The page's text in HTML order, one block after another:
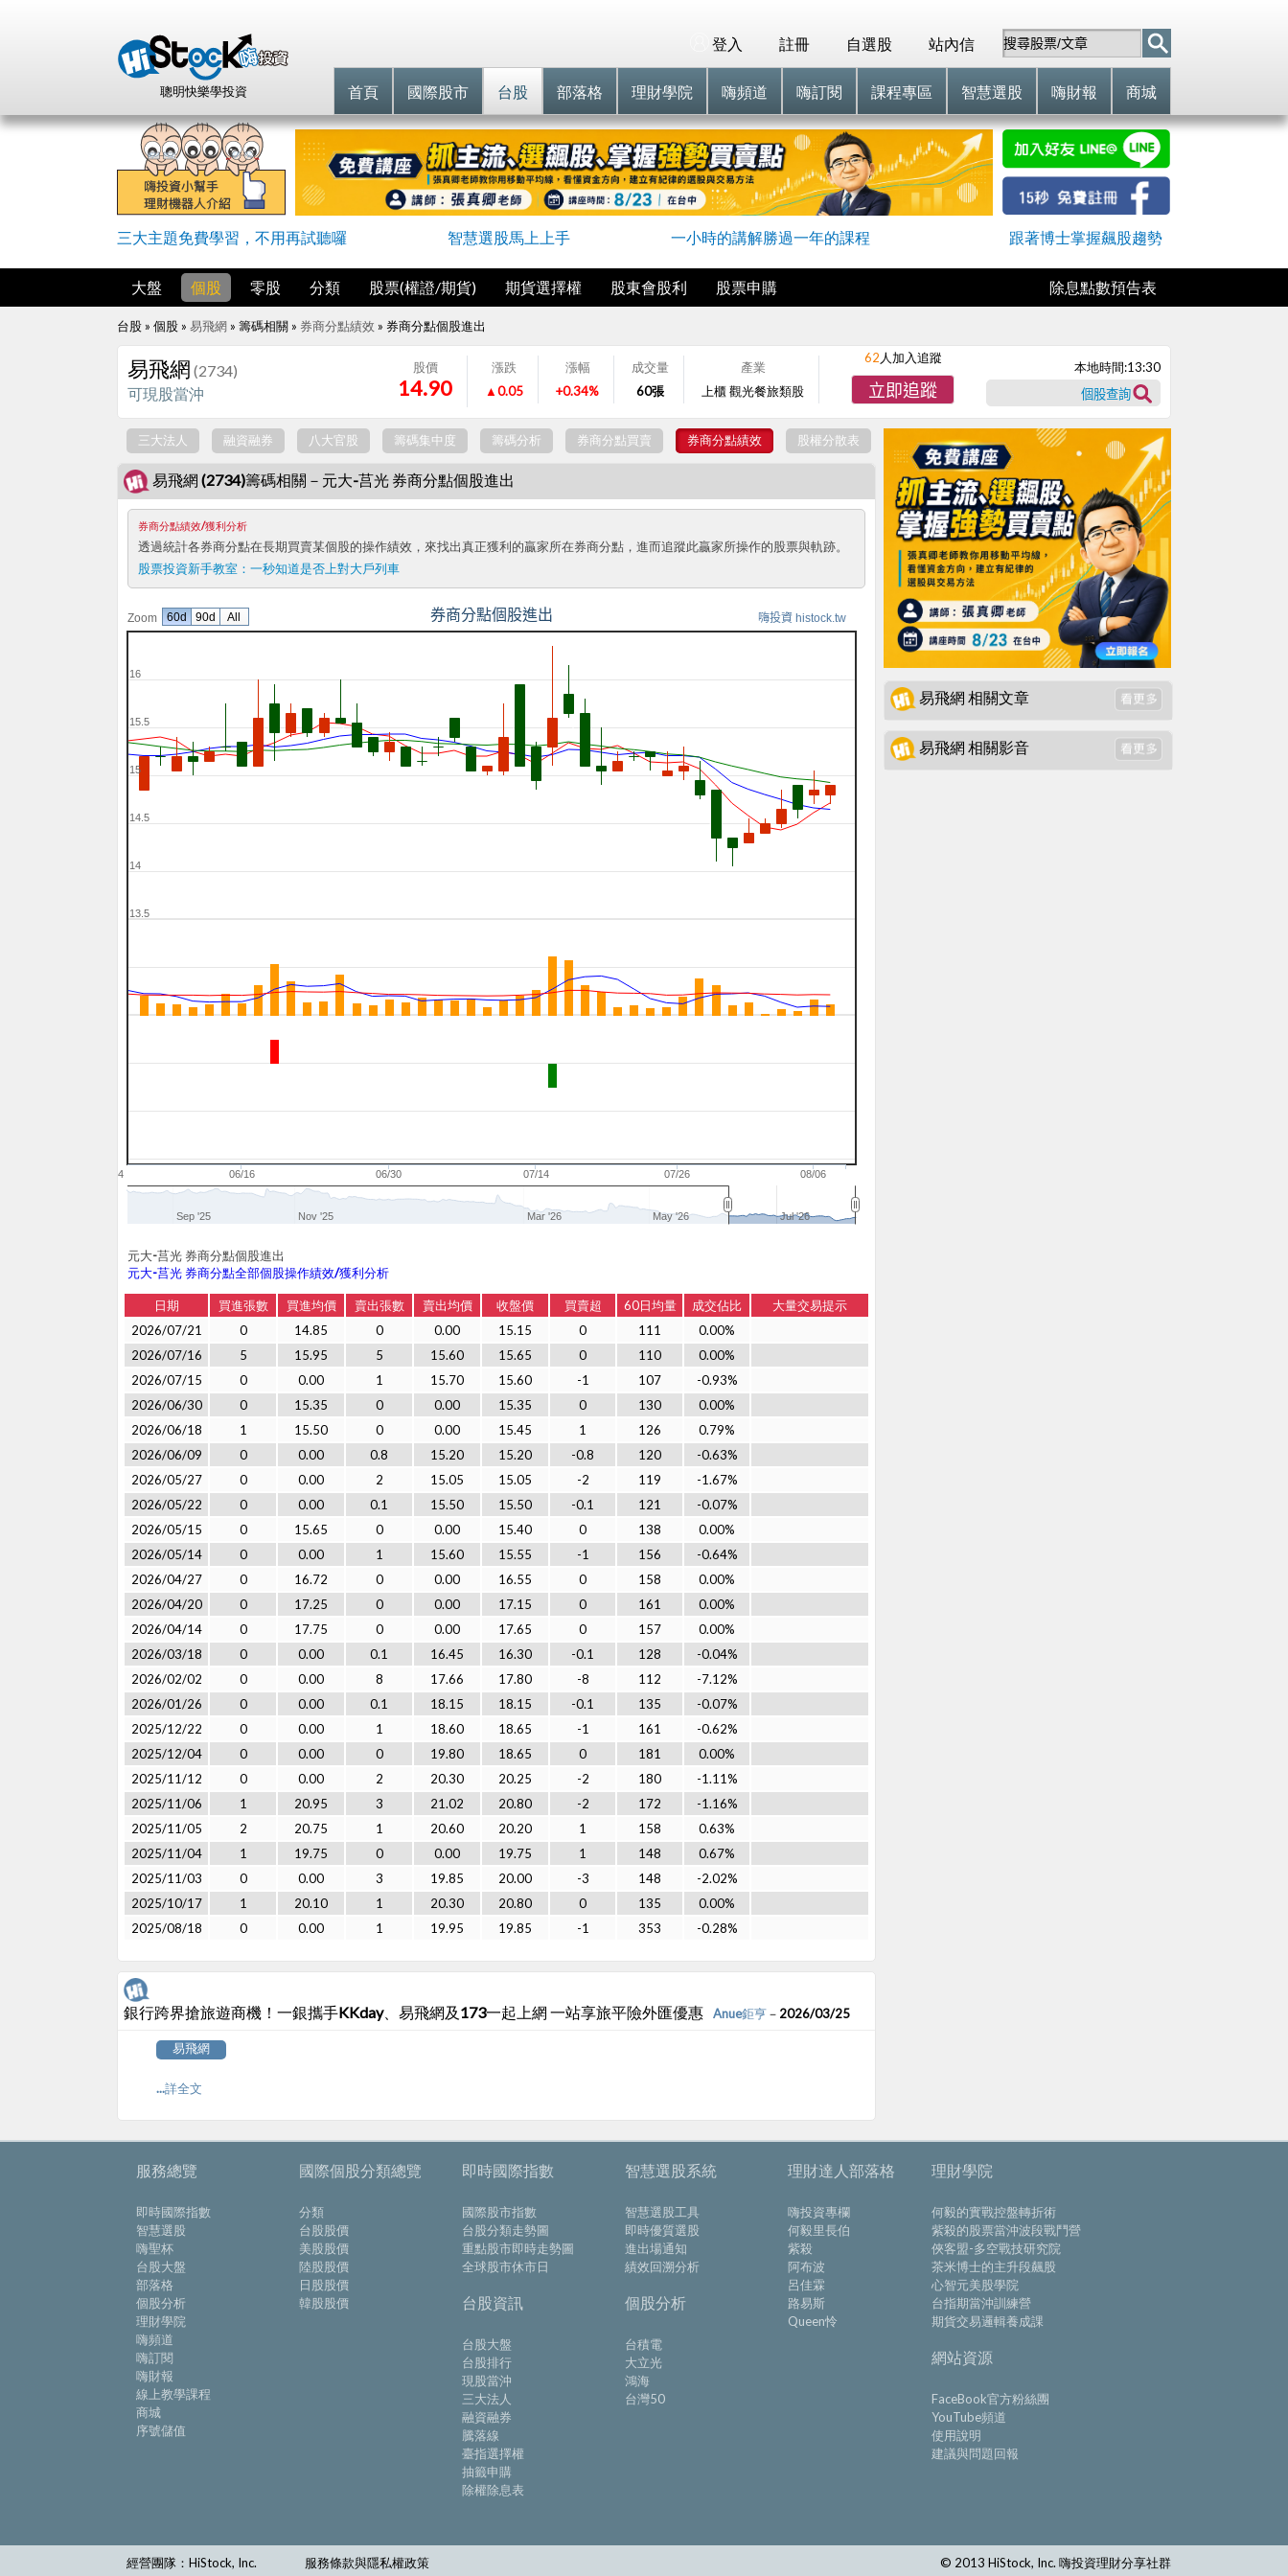
聰明快樂學投資
站內信
自選股
註冊
登入
首頁 國際股市 台股 部落格 理財學院 嗨頻道 嗨訂閱 課程專區 智慧選股 嗨財報 商城
三大主題免費學習，不用再試聽囉 智慧選股馬上上手 一小時的講解勝過一年的課程 跟著博士掌握飆股趨勢
大盤 個股 零股 分類 股票(權證/期貨) 期貨選擇權 股東會股利 股票申購 除息點數預告表
台股 » 個股 » 易飛網 » 籌碼相關 » 券商分點績效 » 券商分點個股進出
易飛網 (2734)
可現股當沖
股價
14.90
漲跌
▲0.05
漲幅
+0.34%
成交量
60張
產業
上櫃 觀光餐旅類股
62 人加入追蹤
立即追蹤
本地時間:13:30
三大法人 融資融券 八大官股 籌碼集中度 籌碼分析 券商分點買賣 券商分點績效 股權分散表
易飛網 (2734)籌碼相關－元大-莒光 券商分點個股進出
券商分點績效/獲利分析
透過統計各券商分點在長期買賣某個股的操作績效，來找出真正獲利的贏家所在券商分點，進而追蹤此贏家所操作的股票與軌跡。
股票投資新手教室： 一秒知道是否上對大戶列車
Zoom 券商分點個股進出 嗨投資 histock.tw
08/06
06/04 06/16 06/30 07/14 07/26
13.5
14
14.5
15
15.5
16
Sep '25 Nov '25 Mar '26 May '26 Jul '26
60d 90d All
元大-莒光 券商分點個股進出
元大-莒光 券商分點全部個股操作績效/獲利分析
日期 買進張數 買進均價 賣出張數 賣出均價 收盤價 買賣超 60日均量 成交佔比
大量交易提示
2026/07/21
0 14.85 0 0.00 15.15 0 111
0.00%
2026/07/16
5 15.95 5 15.60 15.65 0 110
0.00%
2026/07/15
0 0.00 1 15.70 15.60 -1 107
-0.93%
2026/06/30
0 15.35 0 0.00 15.35 0 130
0.00%
2026/06/18
1 15.50 0 0.00 15.45 1 126
0.79%
2026/06/09
0 0.00 0.8 15.20 15.20 -0.8 120
-0.63%
2026/05/27
0 0.00 2 15.05 15.05 -2 119
-1.67%
2026/05/22
0 0.00 0.1 15.50 15.50 -0.1 121
-0.07%
2026/05/15
0 15.65 0 0.00 15.40 0 138
0.00%
2026/05/14
0 0.00 1 15.60 15.55 -1 156
-0.64%
2026/04/27
0 16.72 0 0.00 16.55 0 158
0.00%
2026/04/20
0 17.25 0 0.00 17.15 0 161
0.00%
2026/04/14
0 17.75 0 0.00 17.65 0 157
0.00%
2026/03/18
0 0.00 0.1 16.45 16.30 -0.1 128
-0.04%
2026/02/02
0 0.00 8 17.66 17.80 -8 112
-7.12%
2026/01/26
0 0.00 0.1 18.15 18.15 -0.1 135
-0.07%
2025/12/22
0 0.00 1 18.60 18.65 -1 161
-0.62%
2025/12/04
0 0.00 0 19.80 18.65 0 181
0.00%
2025/11/12
0 0.00 2 20.30 20.25 -2 180
-1.11%
2025/11/06
1 20.95 3 21.02 20.80 -2 172
-1.16%
2025/11/05
2 20.75 1 20.60 20.20 1 158
0.63%
2025/11/04
1 19.75 0 0.00 19.75 1 148
0.67%
2025/11/03
0 0.00 3 19.85 20.00 -3 148
-2.02%
2025/10/17
1 20.10 1 20.30 20.80 0 135
0.00%
2025/08/18
0 0.00 1 19.95 19.85 -1 353 -0.28%
銀行跨界搶旅遊商機！一銀攜手KKday、易飛網及173一起上網 一站享旅平險外匯優惠 Anue鉅亨－2026/03/25
易飛網
...詳全文
易飛網 相關文章
易飛網 相關影音
服務總覽
即時國際指數
智慧選股
嗨聖杯
台股大盤
部落格
個股分析
理財學院
嗨頻道
嗨訂閱
嗨財報
線上教學課程
商城
序號儲值
國際個股分類總覽
分類
台股股價
美股股價
陸股股價
日股股價
韓股股價
即時國際指數
國際股市指數
台股分類走勢圖
重點股市即時走勢圖
全球股市休市日
台股資訊
台股大盤
台股排行
現股當沖
三大法人
融資融券
騰落線
臺指選擇權
抽籤申購
除權除息表
智慧選股系統
智慧選股工具
即時優質選股
進出場通知
績效回溯分析
個股分析
台積電
大立光
鴻海
台灣50
理財達人部落格
嗨投資專欄
何毅里長伯
紫殺
阿布波
呂佳霖
路易斯
Queen怜
理財學院
何毅的實戰控盤轉折術
紫殺的股票當沖波段戰鬥營
俠客盟-多空戰技研究院
茶米博士的主升段飆股
心智元美股學院
台指期當沖訓練營
期貨交易邏輯養成課
網站資源
FaceBook官方粉絲團
YouTube頻道
使用說明
建議與問題回報
經營團隊：HiStock, Inc. 服務條款與隱私權政策 © 2013 HiStock, Inc. 嗨投資理財分享社群